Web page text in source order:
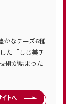
かなチーズ6種
た「しじ美チ
術が詰まった